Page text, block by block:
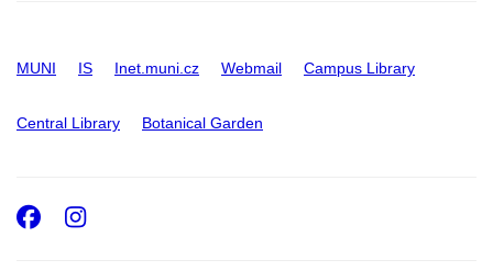
MUNI IS Inet.muni.cz Webmail Campus Library
Central Library Botanical Garden
Facebook
Instagram